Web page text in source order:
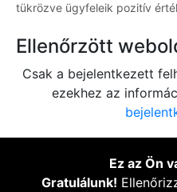
tükrözve ügyfeleik pozitív
Ellenőrzött
Csak a bejelentkezett
ezekhez az
Ez az Ön
Gratulálunk!